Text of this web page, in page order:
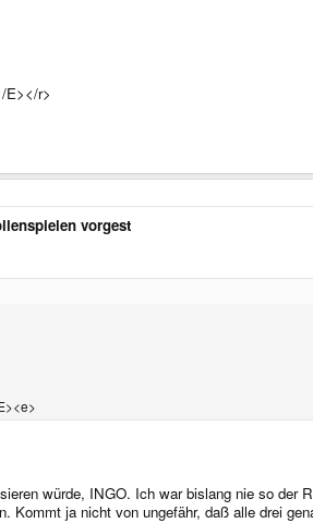
E></r>
vorgest
würde, INGO. Ich war bislang nie so
Kommt ja nicht von ungefähr, daß alle drei